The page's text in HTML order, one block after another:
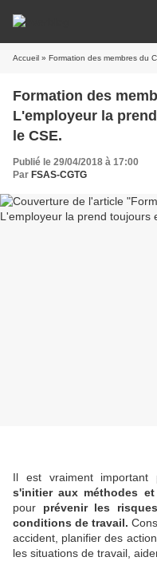
Accueil » Formation des membres du
Formation des
L'employeur la
le CSE.
Publié le 29/04/2018 à 17:00
Par FSAS-CGTG
Il est vraiment
s'initier aux méthodes
pour prévenir les
conditions de travail.
accident, planifier des
les situations de travail,